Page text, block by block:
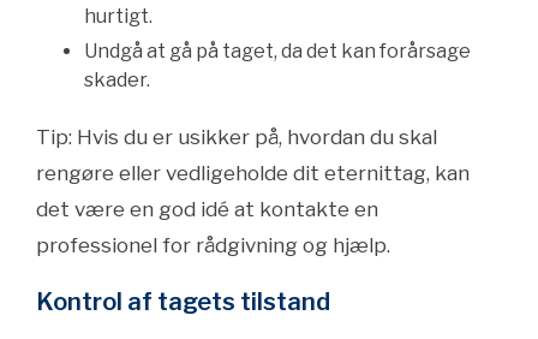
hurtigt.
Undgå at gå på taget, da det kan forårsage
skader.
Tip: Hvis du er usikker på, hvordan du skal
rengøre eller vedligeholde dit eternittag, kan
det være en god idé at kontakte en
professionel for rådgivning og hjælp.
Kontrol af tagets tilstand